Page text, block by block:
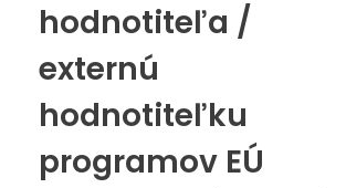
hodnotiteľa /
externú
hodnotiteľku
programov EÚ